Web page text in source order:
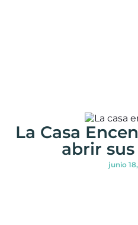
La Casa
abrir
junio